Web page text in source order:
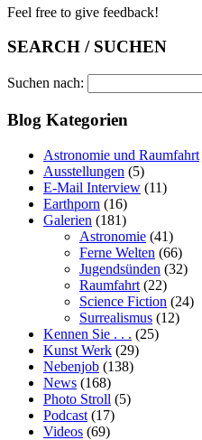
Feel free to give feedback!
SEARCH / SUCHEN
Suchen nach:
Blog Kategorien
Astronomie und Raumfahrt
Ausstellungen (5)
E-Mail Interview (11)
Earthporn (16)
Galerien (181)
Astronomie (41)
Ferne Welten (66)
Jugendsünden (32)
Raumfahrt (22)
Science Fiction (24)
Surrealismus (12)
Kennen Sie . . . (25)
Kunst Werk (29)
Nebenjob (138)
News (168)
Photo Stroll (5)
Podcast (17)
Videos (69)